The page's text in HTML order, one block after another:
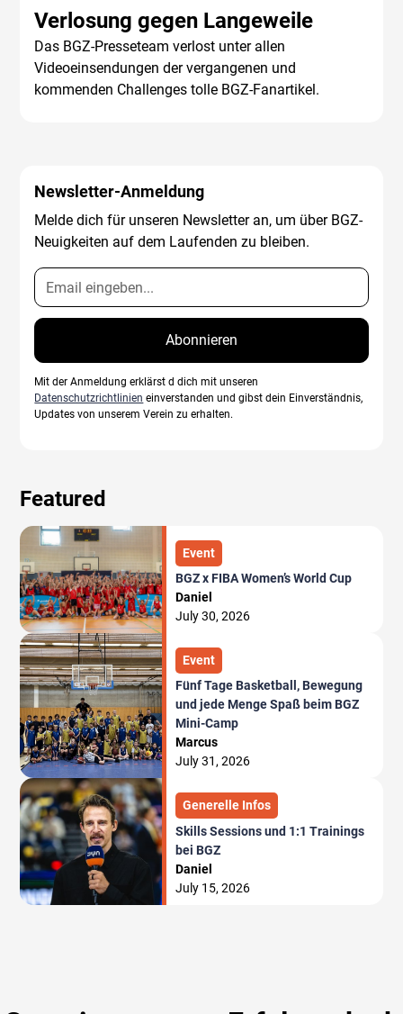
Verlosung gegen Langeweile
Das BGZ-Presseteam verlost unter allen
Videoeinsendungen der vergangenen und
kommenden Challenges tolle BGZ-Fanartikel.
Newsletter-Anmeldung
Melde dich für unseren Newsletter an, um über BGZ-
Neuigkeiten auf dem Laufenden zu bleiben.
Mit der Anmeldung erklärst d dich mit unseren
Datenschutzrichtlinien einverstanden und gibst dein Einverständnis,
Updates von unserem Verein zu erhalten.
Featured
Event
BGZ x FIBA Women’s World Cup
Daniel
July 30, 2026
Event
Fünf Tage Basketball, Bewegung
und jede Menge Spaß beim BGZ
Mini-Camp
Marcus
July 31, 2026
Generelle Infos
Skills Sessions und 1:1 Trainings
bei BGZ
Daniel
July 15, 2026